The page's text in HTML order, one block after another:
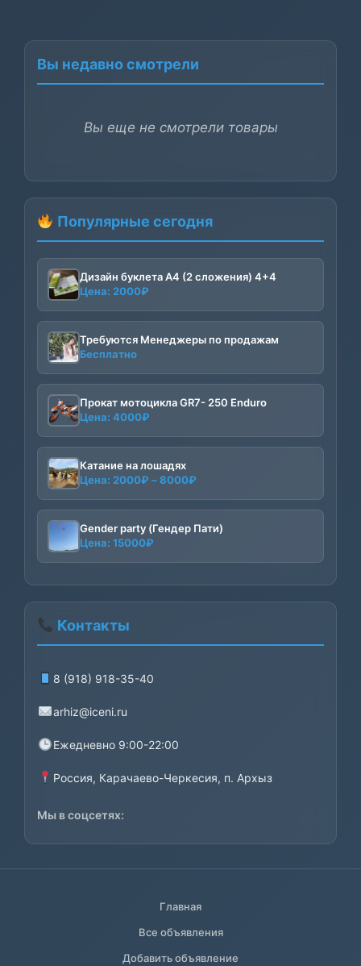
Вы недавно смотрели
Вы еще не смотрели товары
Популярные сегодня
Дизайн буклета А4 (2 сложения) 4+4
Цена: 2000₽
Требуются Менеджеры по продажам
Бесплатно
Прокат мотоцикла GR7- 250 Enduro
Цена: 4000₽
Катание на лошадях
Цена: 2000₽ –8000₽
2000₽
–
Gender party (Гендер Пати)
Цена: 15000₽
Контакты
8 (918) 918-35-40
arhiz@iceni.ru
Ежедневно 9:00-22:00
Россия, Карачаево-Черкесия, п. Архыз
Мы в соцсетях:
Главная
Все объявления
Добавить объявление